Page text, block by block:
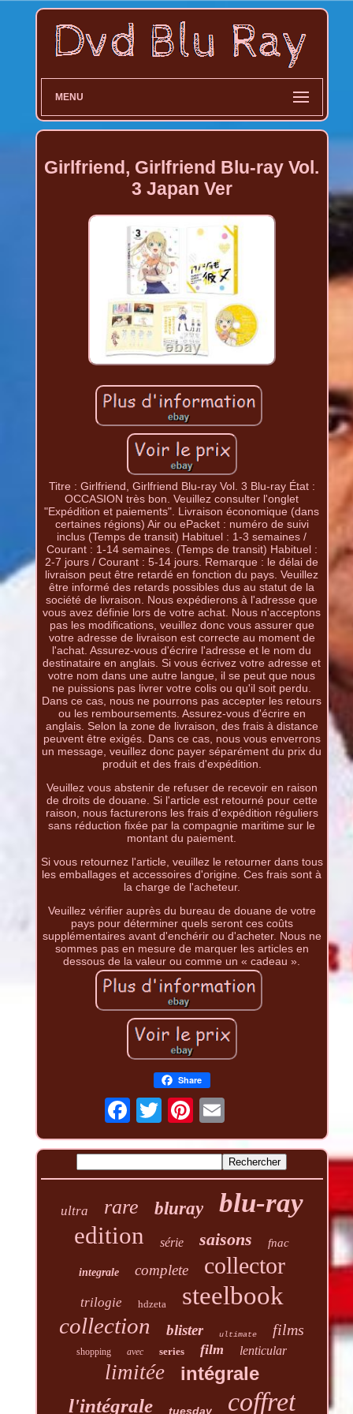
MENU
Girlfriend, Girlfriend Blu-ray Vol.
3 Japan Ver
Titre : Girlfriend, Girlfriend Blu-ray Vol. 3 Blu-ray État :
OCCASION très bon. Veuillez consulter l'onglet
"Expédition et paiements". Livraison économique (dans
certaines régions) Air ou ePacket : numéro de suivi
inclus (Temps de transit) Habituel : 1-3 semaines /
Courant : 1-14 semaines. (Temps de transit) Habituel :
2-7 jours / Courant : 5-14 jours. Remarque : le délai de
livraison peut être retardé en fonction du pays. Veuillez
être informé des retards possibles dus au statut de la
société de livraison. Nous expédierons à l'adresse que
vous avez définie lors de votre achat. Nous n'acceptons
pas les modifications, veuillez donc vous assurer que
votre adresse de livraison est correcte au moment de
l'achat. Assurez-vous d'écrire l'adresse et le nom du
destinataire en anglais. Si vous écrivez votre adresse et
votre nom dans une autre langue, il se peut que nous
ne puissions pas livrer votre colis ou qu'il soit perdu.
Dans ce cas, nous ne pourrons pas accepter les retours
ou les remboursements. Assurez-vous d'écrire en
anglais. Selon la zone de livraison, des frais à distance
peuvent être exigés. Dans ce cas, nous vous enverrons
un message, veuillez donc payer séparément du prix du
produit et des frais d'expédition.
Veuillez vous abstenir de refuser de recevoir en raison
de droits de douane. Si l'article est retourné pour cette
raison, nous facturerons les frais d'expédition réguliers
sans réduction fixée par la compagnie maritime sur le
montant du paiement.
Si vous retournez l'article, veuillez le retourner dans tous
les emballages et accessoires d'origine. Ces frais sont à
la charge de l'acheteur.
Veuillez vérifier auprès du bureau de douane de votre
pays pour déterminer quels seront ces coûts
supplémentaires avant d'enchérir ou d'acheter. Nous ne
sommes pas en mesure de marquer les articles en
dessous de la valeur ou comme un « cadeau ».
Share
ultra rare bluray blu-ray
edition série saisons fnac
integrale complete collector
trilogie hdzeta steelbook
collection blister ultimate films
shopping avec series film lenticular
limitée
intégrale
l'intégrale
tuesday coffret